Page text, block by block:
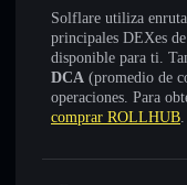
Solflare utiliza
principales DEXes
disponible para ti.
DCA (promedio de
operaciones. Para
comprar ROLLHUB.